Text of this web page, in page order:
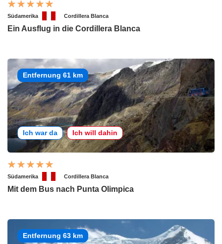
Südamerika Cordillera Blanca
Ein Ausflug in die Cordillera Blanca
Entfernung 61 km
Ich war da Ich will dahin
Südamerika Cordillera Blanca
Mit dem Bus nach Punta Olimpica
Entfernung 63 km